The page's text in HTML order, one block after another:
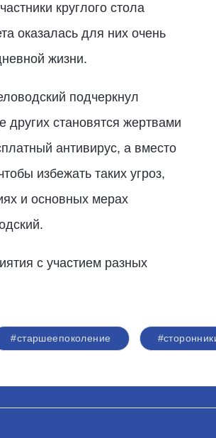
круглого стола
оказалась для них очень
жизни.
подчеркнул
становятся жертвами
антивирус, а вместо
избежать таких угроз,
и основных мерах
с участием разных
#старшеепоколение